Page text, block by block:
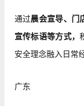
通过晨会宣导、门
宣传标语等方式，
安全理念融入日常
广东